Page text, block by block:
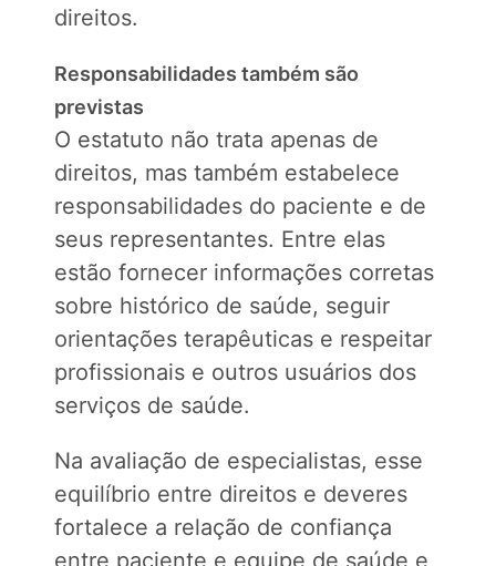
direitos.
Responsabilidades também são
previstas
O estatuto não trata apenas de
direitos, mas também estabelece
responsabilidades do paciente e de
seus representantes. Entre elas
estão fornecer informações corretas
sobre histórico de saúde, seguir
orientações terapêuticas e respeitar
profissionais e outros usuários dos
serviços de saúde.
Na avaliação de especialistas, esse
equilíbrio entre direitos e deveres
fortalece a relação de confiança